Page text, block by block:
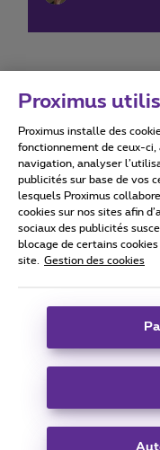
Conditions
Tous droits réservés. ©
Conditions générales,
Coordonnées de
Boulevard du Roi
Carrier & Wholesale
Proximus
Proximus installe des
fonctionnement de ceux-
navigation, analyser
publicités sur base de vos
lesquels Proximus
cookies sur nos sites afin
sociaux des publicités
blocage de certains
site.
Gestion des cookies